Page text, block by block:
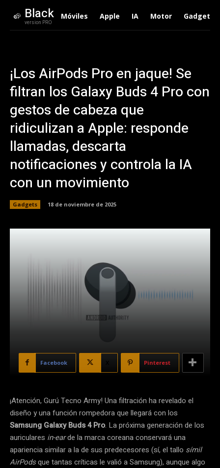
Black
version PRO
Móviles Apple IA Motor Gadgets
¡Los AirPods Pro en jaque! Se
filtran los Galaxy Buds 4 Pro con
gestos de cabeza que
ridiculizan a Apple: responde
llamadas, descarta
notificaciones y controla la IA
con un movimiento
Gadgets 18 de noviembre de 2025
Facebook Pinterest
¡Atención, Gurú Tecno Army! Una filtración ha revelado el
diseño y una función rompedora que llegará con los
Samsung Galaxy Buds 4 Pro. La próxima generación de los
auriculares in-earde la marca coreana conservará una
apariencia similar a la de sus predecesores (sí, el tallo símil
AirPodsque tantas críticas le valió a Samsung), aunque algo